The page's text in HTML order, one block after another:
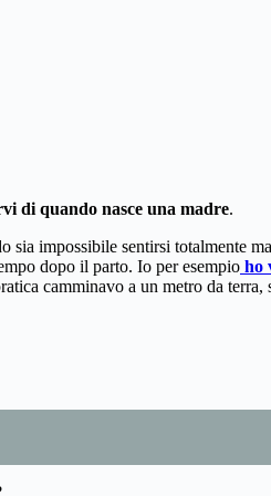
di quando nasce una madre.
sia impossibile sentirsi totalmente
dopo il parto. Io per esempio ho
camminavo a un metro da terra,